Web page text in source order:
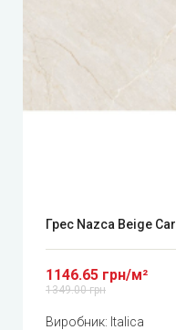
Грес Nazca Beige Car
1146.65 грн/м²
1349.00 грн
Виробник: Italica